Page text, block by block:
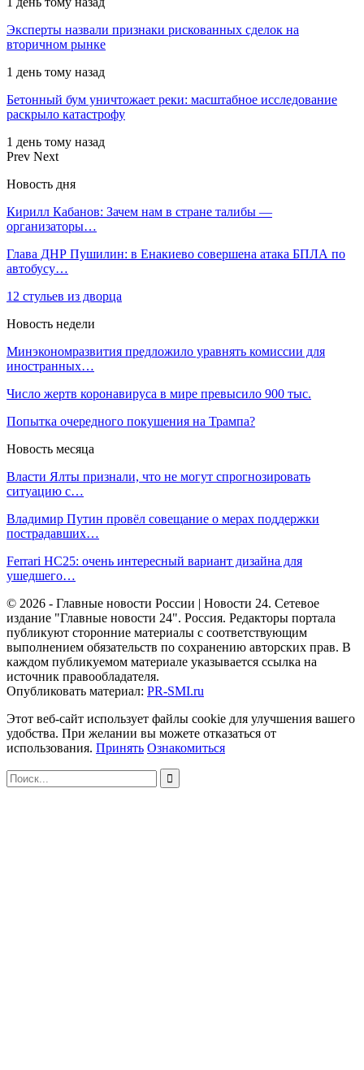
Эксперты назвали признаки рискованных сделок на
вторичном рынке
1 день тому назад
Бетонный бум уничтожает реки: масштабное исследование
раскрыло катастрофу
1 день тому назад
Prev Next
Новость дня
Кирилл Кабанов: Зачем нам в стране талибы —
организаторы…
Глава ДНР Пушилин: в Енакиево совершена атака БПЛА по
автобусу…
12 стульев из дворца
Новость недели
Минэкономразвития предложило уравнять комиссии для
иностранных…
Число жертв коронавируса в мире превысило 900 тыс.
Попытка очередного покушения на Трампа?
Новость месяца
Власти Ялты признали, что не могут спрогнозировать
ситуацию с…
Владимир Путин провёл совещание о мерах поддержки
пострадавших…
Ferrari HC25: очень интересный вариант дизайна для
ушедшего…
© 2026 - Главные новости России | Новости 24. Сетевое
издание "Главные новости 24". Россия. Редакторы портала
публикуют сторонние материалы с соответствующим
выполнением обязательств по сохранению авторских прав. В
каждом публикуемом материале указывается ссылка на
источник правообладателя.
Опубликовать материал: PR-SMI.ru
Этот веб-сайт использует файлы cookie для улучшения вашего
удобства. При желании вы можете отказаться от
использования. Принять Ознакомиться